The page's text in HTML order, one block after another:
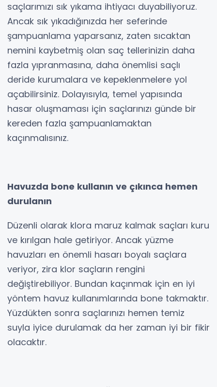
saçlarımızı sık yıkama ihtiyacı duyabiliyoruz.
Ancak sık yıkadığınızda her seferinde
şampuanlama yaparsanız, zaten sıcaktan
nemini kaybetmiş olan saç tellerinizin daha
fazla yıpranmasına, daha önemlisi saçlı
deride kurumalara ve kepeklenmelere yol
açabilirsiniz. Dolayısıyla, temel yapısında
hasar oluşmaması için saçlarınızı günde bir
kereden fazla şampuanlamaktan
kaçınmalısınız.
Havuzda bone kullanın ve çıkınca hemen
durulanın
Düzenli olarak klora maruz kalmak saçları kuru
ve kırılgan hale getiriyor. Ancak yüzme
havuzları en önemli hasarı boyalı saçlara
veriyor, zira klor saçların rengini
değiştirebiliyor. Bundan kaçınmak için en iyi
yöntem havuz kullanımlarında bone takmaktır.
Yüzdükten sonra saçlarınızı hemen temiz
suyla iyice durulamak da her zaman iyi bir fikir
olacaktır.